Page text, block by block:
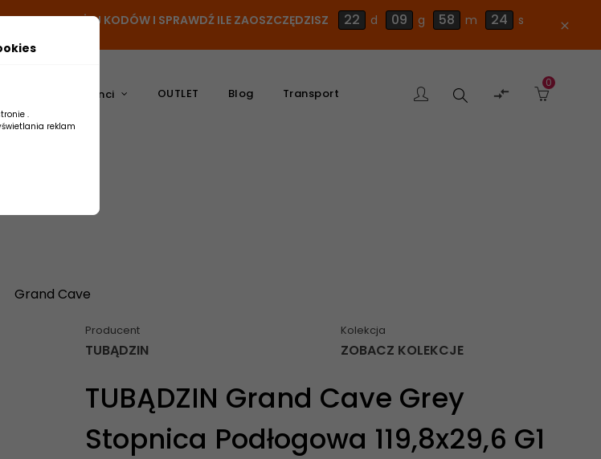
KOSZYKA, UŻYJ KODÓW I SPRAWDŹ ILE ZAOSZCZĘDZISZ 22 d 09 g 58 m 23 s close
Producenci OUTLET Blog Transport Szukaj 
0
Grand Cave
Producent
TUBĄDZIN
Kolekcja
ZOBACZ KOLEKCJE
TUBĄDZIN Grand Cave Grey
Stopnica Podłogowa 119,8x29,6 G1
.
reklam